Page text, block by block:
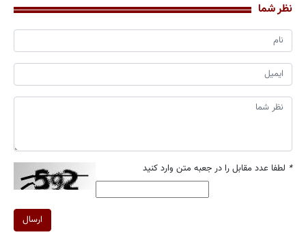
نظر شما
* لطفا عدد مقابل را در جعبه متن وارد کنید
ارسال